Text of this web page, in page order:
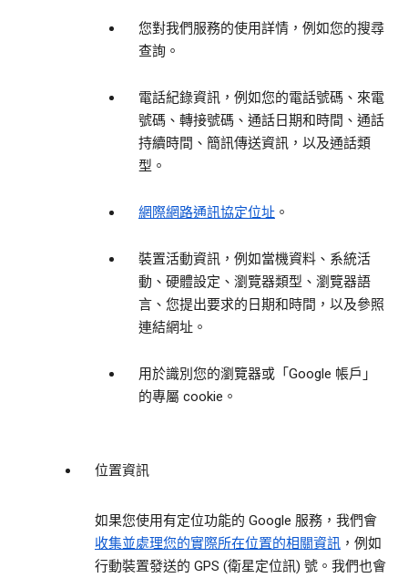
您對我們服務的使用詳情，例如您的搜尋
查詢。
電話紀錄資訊，例如您的電話號碼、來電
號碼、轉接號碼、通話日期和時間、通話
持續時間、簡訊傳送資訊，以及通話類
型。
網際網路通訊協定位址 。
裝置活動資訊，例如當機資料、系統活
動、硬體設定、瀏覽器類型、瀏覽器語
言、您提出要求的日期和時間，以及參照
連結網址。
用於識別您的瀏覽器或「Google 帳戶」
的專屬 cookie。
位置資訊
如果您使用有定位功能的 Google 服務，我們會
收集並處理您的實際所在位置的相關資訊 ，例如
行動裝置發送的 GPS (衛星定位訊) 號。我們也會